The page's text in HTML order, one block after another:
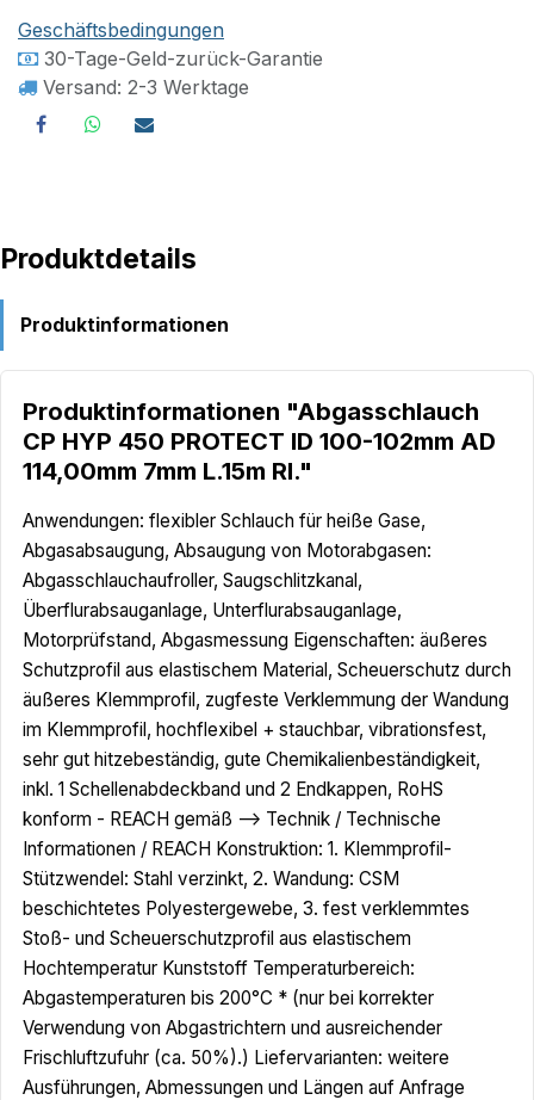
Geschäftsbedingungen
30-Tage-Geld-zurück-Garantie
Versand: 2-3 Werktage
Produktdetails
Produktinformationen
Produktinformationen "Abgasschlauch
CP HYP 450 PROTECT ID 100-102mm AD
114,00mm 7mm L.15m Rl."
Anwendungen: flexibler Schlauch für heiße Gase,
Abgasabsaugung, Absaugung von Motorabgasen:
Abgasschlauchaufroller, Saugschlitzkanal,
Überflurabsauganlage, Unterflurabsauganlage,
Motorprüfstand, Abgasmessung Eigenschaften: äußeres
Schutzprofil aus elastischem Material, Scheuerschutz durch
äußeres Klemmprofil, zugfeste Verklemmung der Wandung
im Klemmprofil, hochflexibel + stauchbar, vibrationsfest,
sehr gut hitzebeständig, gute Chemikalienbeständigkeit,
inkl. 1 Schellenabdeckband und 2 Endkappen, RoHS
konform - REACH gemäß --> Technik / Technische
Informationen / REACH Konstruktion: 1. Klemmprofil-
Stützwendel: Stahl verzinkt, 2. Wandung: CSM
beschichtetes Polyestergewebe, 3. fest verklemmtes
Stoß- und Scheuerschutzprofil aus elastischem
Hochtemperatur Kunststoff Temperaturbereich:
Abgastemperaturen bis 200°C * (nur bei korrekter
Verwendung von Abgastrichtern und ausreichender
Frischluftzufuhr (ca. 50%).) Liefervarianten: weitere
Ausführungen, Abmessungen und Längen auf Anfrage